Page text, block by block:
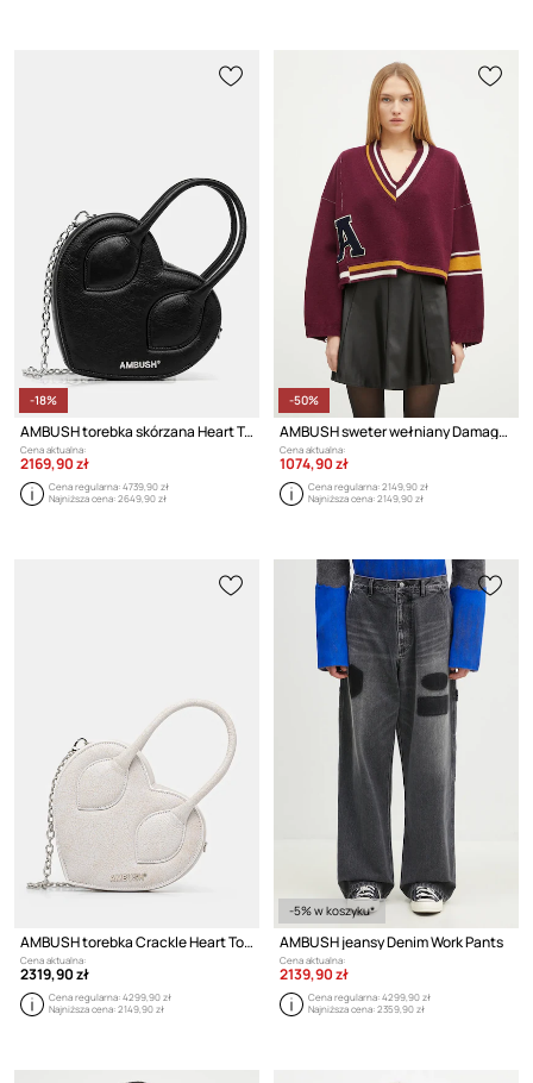
-18%
AMBUSH torebka skórzana Heart Top Handle Bag
Cena aktualna:
2169,90 zł
Cena regularna:4739,90 zł
Najniższa cena:2649,90 zł
-50%
AMBUSH sweter wełniany Damaged Rib V Neck Sweater
Cena aktualna:
1074,90 zł
Cena regularna:2149,90 zł
Najniższa cena:2149,90 zł
AMBUSH torebka Crackle Heart Top Handle Bag
Cena aktualna:
2319,90 zł
Cena regularna:4299,90 zł
Najniższa cena:2149,90 zł
-5% w koszyku*
AMBUSH jeansy Denim Work Pants
Cena aktualna:
2139,90 zł
Cena regularna:4299,90 zł
Najniższa cena:2359,90 zł